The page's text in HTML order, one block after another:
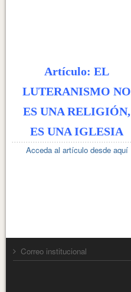
Artículo: EL
LUTERANISMO NO
ES UNA RELIGIÓN,
ES UNA IGLESIA
Acceda al artículo desde aquí
Correo institucional